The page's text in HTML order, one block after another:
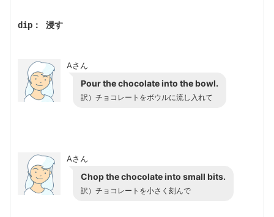
dip： 浸す
Aさん
Pour the chocolate into the bowl.
訳） チョコレートをボウルに流し入れて
Aさん
Chop the chocolate into small bits.
訳） チョコレートを小さく刻んで